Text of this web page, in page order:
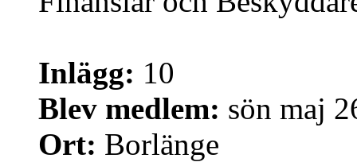
Inlägg: 10
Blev medlem: sön maj
Ort: Borlänge